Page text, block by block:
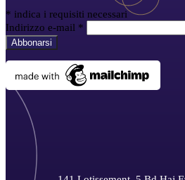
* indica i requisiti necessari
Indirizzo e-mail *